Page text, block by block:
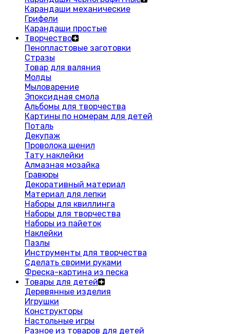
Карандаши механические
Грифели
Карандаши простые
Творчество
Пенопластовые заготовки
Стразы
Товар для валяния
Молды
Мыловарение
Эпоксидная смола
Альбомы для творчества
Картины по номерам для детей
Поталь
Декупаж
Проволока шенил
Тату наклейки
Алмазная мозайка
Гравюры
Декоративный материал
Материал для лепки
Наборы для квиллинга
Наборы для творчества
Наборы из пайеток
Наклейки
Пазлы
Инструменты для творчества
Сделать своими руками
Фреска-картина из песка
Товары для детей
Деревянные изделия
Игрушки
Конструкторы
Настольные игры
Разное из товаров для детей